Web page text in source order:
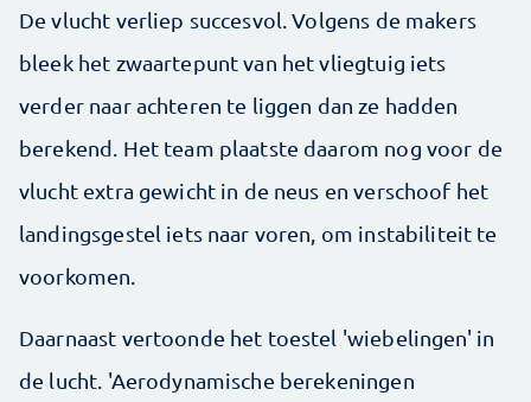
De vlucht verliep succesvol. Volgens de makers
bleek het zwaartepunt van het vliegtuig iets
verder naar achteren te liggen dan ze hadden
berekend. Het team plaatste daarom nog voor de
vlucht extra gewicht in de neus en verschoof het
landingsgestel iets naar voren, om instabiliteit te
voorkomen.
Daarnaast vertoonde het toestel 'wiebelingen' in
de lucht. 'Aerodynamische berekeningen